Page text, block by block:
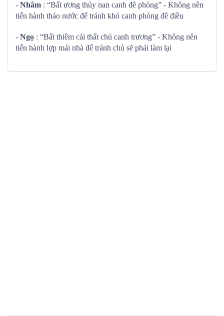
- Nhâm : “Bất ương thủy nan canh đê phòng” - Không nên
tiến hành tháo nước để tránh khó canh phòng đê điều
- Ngọ : “Bất thiêm cái thất chủ canh trương” - Không nên
tiến hành lợp mái nhà để tránh chủ sẽ phải làm lại